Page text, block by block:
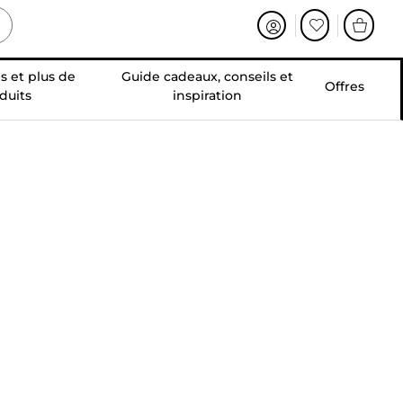
et plus de
Guide cadeaux, conseils et
inspiration
Offres